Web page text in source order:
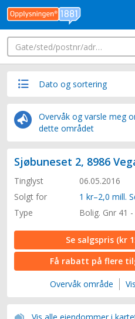
Søk
Dato og sortering
Overvåk og varsle meg
dette området
Sjøbuneset 2, 8986
Tinglyst
06.05.2016
Solgt for
1 kr–2,0 mill.
Type
Bolig. Gnr 41 -
Se salgspris (kr
Få rabatt på flere
Overvåk område